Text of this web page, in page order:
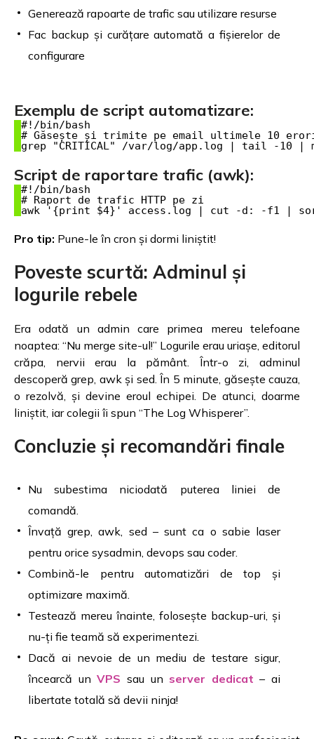
Generează rapoarte de trafic sau utilizare resurse
Fac backup și curățare automată a fișierelor de
configurare
Exemplu de script automatizare:
#!/bin/bash
# Găsește și trimite pe email ultimele 10
Script de raportare trafic (awk):
#!/bin/bash
# Raport de trafic HTTP pe zi
Pro tip: Pune-le în cron și dormi liniștit!
Poveste scurtă: Adminul și
logurile rebele
Era odată un admin care primea mereu telefoane
noaptea: “Nu merge site-ul!” Logurile erau uriașe, editorul
crăpa, nervii erau la pământ. Într-o zi, adminul
descoperă grep, awk și sed. În 5 minute, găsește cauza,
o rezolvă, și devine eroul echipei. De atunci, doarme
liniștit, iar colegii îi spun “The Log Whisperer”.
Concluzie și recomandări finale
Nu subestima niciodată puterea liniei de
comandă.
Învață grep, awk, sed – sunt ca o sabie laser
pentru orice sysadmin, devops sau coder.
Combină-le pentru automatizări de top și
optimizare maximă.
Testează mereu înainte, folosește backup-uri, și
nu-ți fie teamă să experimentezi.
Dacă ai nevoie de un mediu de testare sigur,
încearcă unVPS sau un server dedicat – ai
libertate totală să devii ninja!